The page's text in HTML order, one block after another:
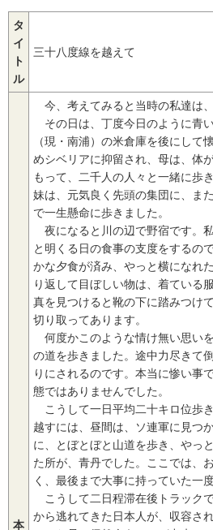
タ
イ
ト
ル
三十八度線を越えて
本
今、考えてみると当時の私達は
その日は、丁度今日のように青
（現・南浦）の米倉庫を後にし
めシベリアに抑留され、母は、体
もって、二千人の人々と一緒に歩
妹は、元気良く先頭の集団に、ま
で一生懸命に歩きました。
夜になると川の辺で野宿です。
と明くる日の食事の支度をするの
かな夕食が済み、やっと横になれ
り返して目ぼしい物は、着ている
真を見つけると靴の下に踏みつけ
切り取ってあります。
何度かこのような情け無い思い
の道を歩きました。途中力尽きて
りにされるのです。本当に惨い事
態ではありませんでした。
こうして一日平均二十キロ位歩
越すには、昼間は、ソ連軍に見つ
に、とぼとぼと山道を歩き、やっ
た所が、青丹でした。ここでは、
く、最後まで大事に持っていた一
こうして二日程滞在後トラック
から逃れてきた日本人が、収容さ